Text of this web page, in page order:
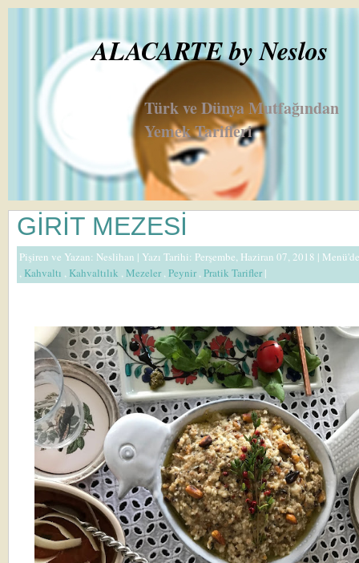
ALACARTE by Neslos
Türk ve Dünya Mutfağından
Yemek Tarifleri
GİRİT MEZESİ
Pişiren ve Yazan: Neslihan | Yazı Tarihi: Perşembe, Haziran 07, 2018 |
, Kahvaltı , Kahvaltılık ,Mezeler,Peynir,Pratik Tarifler|